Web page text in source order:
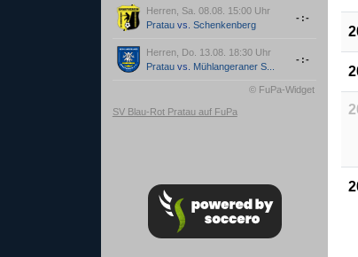
Herren, Sa. 08.08. 15:00 Uhr
Pratauvs. Schenkenberg
-:-
Herren, Do. 13.08. 18:30 Uhr
Pratauvs. Mühlangeraner S...
-:-
© FuPa-Widget
SV Blau-Rot Pratau auf FuPa